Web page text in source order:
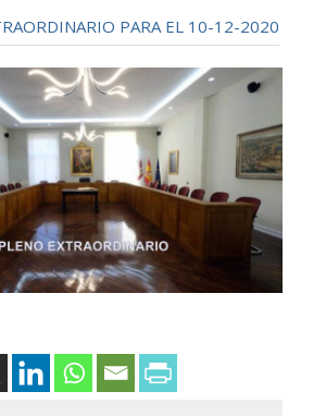
PARA EL 10-12-2020